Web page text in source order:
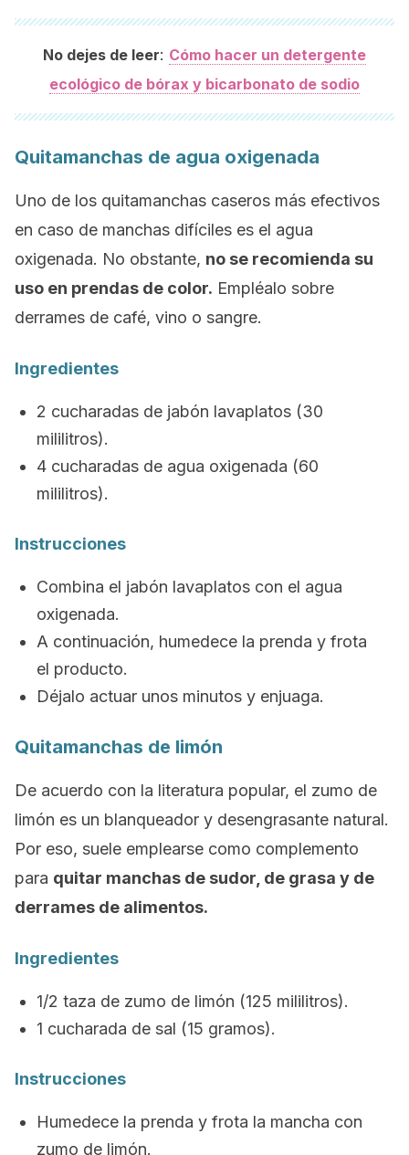
No dejes de leer: Cómo hacer un detergente
ecológico de bórax y bicarbonato de sodio
Quitamanchas de agua oxigenada
Uno de los quitamanchas caseros más efectivos
en caso de manchas difíciles es el agua
oxigenada. No obstante, no se recomienda su
uso en prendas de color. Empléalo sobre
derrames de café, vino o sangre.
Ingredientes
2 cucharadas de jabón lavaplatos (30
mililitros).
4 cucharadas de agua oxigenada (60
mililitros).
Instrucciones
Combina el jabón lavaplatos con el agua
oxigenada.
A continuación, humedece la prenda y frota
el producto.
Déjalo actuar unos minutos y enjuaga.
Quitamanchas de limón
De acuerdo con la literatura popular, el zumo de
limón es un blanqueador y desengrasante natural.
Por eso, suele emplearse como complemento
para quitar manchas de sudor, de grasa y de
derrames de alimentos.
Ingredientes
1/2 taza de zumo de limón (125 mililitros).
1 cucharada de sal (15 gramos).
Instrucciones
Humedece la prenda y frota la mancha con
zumo de limón.